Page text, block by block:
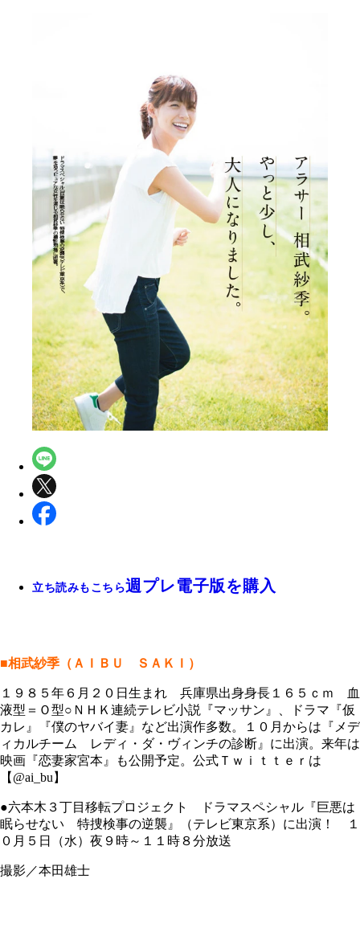
立ち読みもこちら週プレ電子版を購入
■相武紗季（ＡＩＢＵ ＳＡＫＩ）
１９８５年６月２０日生まれ 兵庫県出身身長１６５ｃｍ 血
液型＝Ｏ型○ＮＨＫ連続テレビ小説『マッサン』、ドラマ『仮
カレ』『僕のヤバイ妻』など出演作多数。１０月からは『メデ
ィカルチーム レディ・ダ・ヴィンチの診断』に出演。来年は
映画『恋妻家宮本』も公開予定。公式Ｔｗｉｔｔｅｒは
【@ai_bu】
●六本木３丁目移転プロジェクト ドラマスペシャル『巨悪は
眠らせない 特捜検事の逆襲』（テレビ東京系）に出演！ １
０月５日（水）夜９時～１１時８分放送
撮影／本田雄士